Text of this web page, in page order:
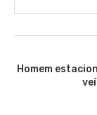
Homem